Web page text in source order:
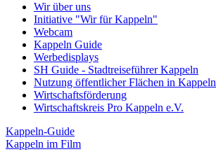
Wir über uns
Initiative "Wir für Kappeln"
Webcam
Kappeln Guide
Werbedisplays
SH Guide - Stadtreiseführer Kappeln
Nutzung öffentlicher Flächen in Kappeln
Wirtschaftsförderung
Wirtschaftskreis Pro Kappeln e.V.
Kappeln-Guide
Kappeln im Film